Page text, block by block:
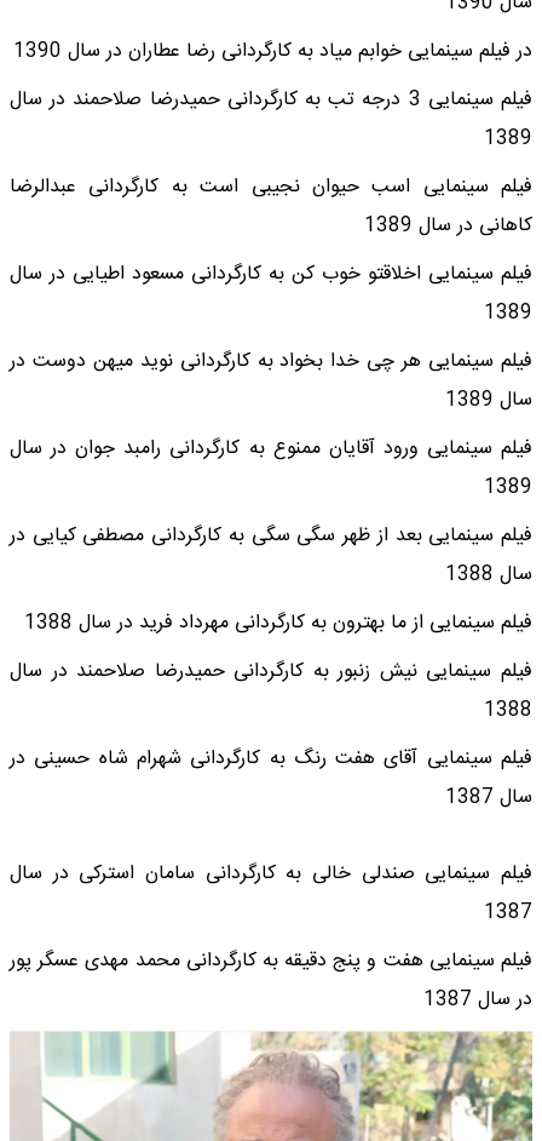
در فیلم سینمایی خوابم میاد به کارگردانی رضا عطاران در سال 1390
فیلم سینمایی 3 درجه تب به کارگردانی حمیدرضا صلاحمند در سال
1389
فیلم سینمایی اسب حیوان نجیبی است به کارگردانی عبدالرضا
کاهانی در سال 1389
فیلم سینمایی اخلاقتو خوب کن به کارگردانی مسعود اطیایی در سال
1389
فیلم سینمایی هر چی خدا بخواد به کارگردانی نوید میهن دوست در
سال 1389
فیلم سینمایی ورود آقایان ممنوع به کارگردانی رامبد جوان در سال
1389
فیلم سینمایی بعد از ظهر سگی سگی به کارگردانی مصطفی کیایی در
سال 1388
فیلم سینمایی از ما بهترون به کارگردانی مهرداد فرید در سال 1388
فیلم سینمایی نیش زنبور به کارگردانی حمیدرضا صلاحمند در سال
1388
فیلم سینمایی آقای هفت رنگ به کارگردانی شهرام شاه حسینی در
سال 1387
فیلم سینمایی صندلی خالی به کارگردانی سامان استرکی در سال
1387
فیلم سینمایی هفت و پنج دقیقه به کارگردانی محمد مهدی عسگر پور
در سال 1387